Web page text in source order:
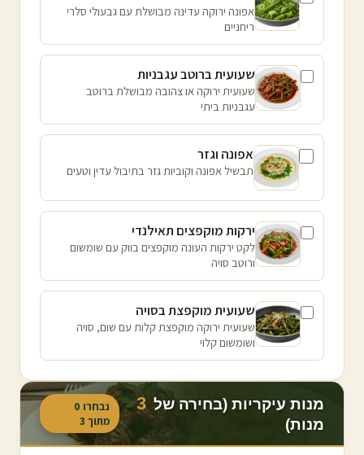
אפונה ירוקה עדינה מבושלת עם גבעולי סלרי
ריחניים
שעועית ברוטב עגבניות
שעועית ירוקה או צהובה מבושלת ברוטב
עגבניות ביתי
אפונה וגזר
תבשיל אפונה וקוביות גזר בתיבול עדין וטעים
ירקות מוקפצים תאילנדי
לקט ירקות העונה מוקפצים בווק עם שומשום
ורוטב סויה
שעועית מוקפצת בסויה
שעועית ירוקה מוקפצת קלות עם שום, סויה
ושומשום קלוי
מנות עיקריות (בחירה של 3
מנות)
נבחרו 0
מתוך 3